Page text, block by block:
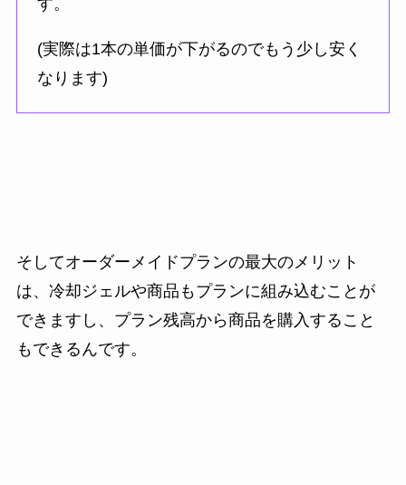
す。
(実際は1本の単価が下がるのでもう少し安く
なります)
そしてオーダーメイドプランの最大のメリット
は、冷却ジェルや商品もプランに組み込むことが
できますし、プラン残高から商品を購入すること
もできるんです。